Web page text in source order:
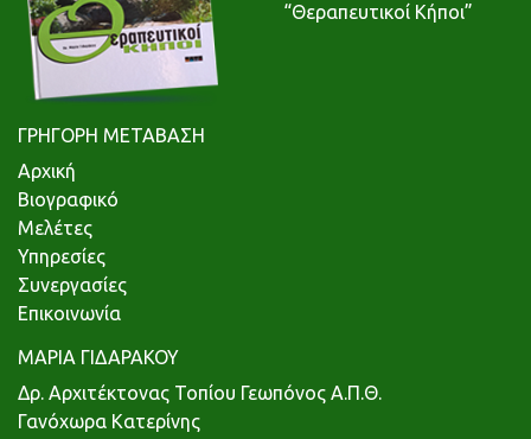
“Θεραπευτικοί Κήποι”
ΓΡΗΓΟΡΗ ΜΕΤΑΒΑΣΗ
Αρχική
Βιογραφικό
Μελέτες
Υπηρεσίες
Συνεργασίες
Επικοινωνία
ΜΑΡΙΑ ΓΙΔΑΡΑΚΟΥ
Δρ. Αρχιτέκτονας Τοπίου Γεωπόνος Α.Π.Θ.
Γανόχωρα Κατερίνης